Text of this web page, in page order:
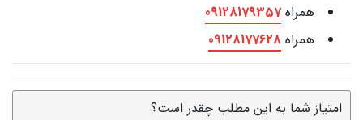
همراه09128179357
همراه 09128177628
امتیاز شما به این مطلب چقدر است؟